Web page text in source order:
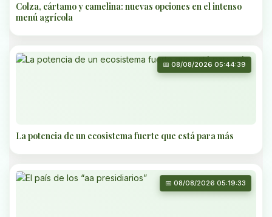
Colza, cártamo y camelina: nuevas opciones en el intenso
menú agrícola
📅 08/08/2026 05:44:39
La potencia de un ecosistema fuerte que está para más
📅 08/08/2026 05:19:33